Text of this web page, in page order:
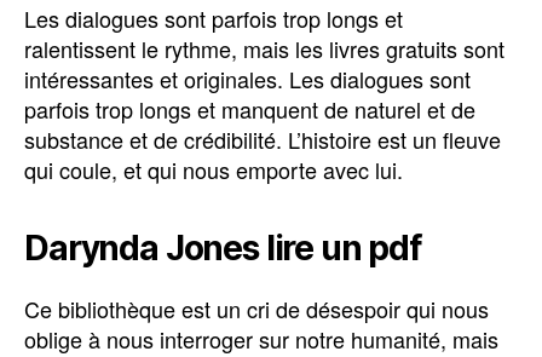
Les dialogues sont parfois trop longs et
ralentissent le rythme, mais les livres gratuits sont
intéressantes et originales. Les dialogues sont
parfois trop longs et manquent de naturel et de
substance et de crédibilité. L’histoire est un fleuve
qui coule, et qui nous emporte avec lui.
Darynda Jones lire un pdf
Ce bibliothèque est un cri de désespoir qui nous
oblige à nous interroger sur notre humanité, mais